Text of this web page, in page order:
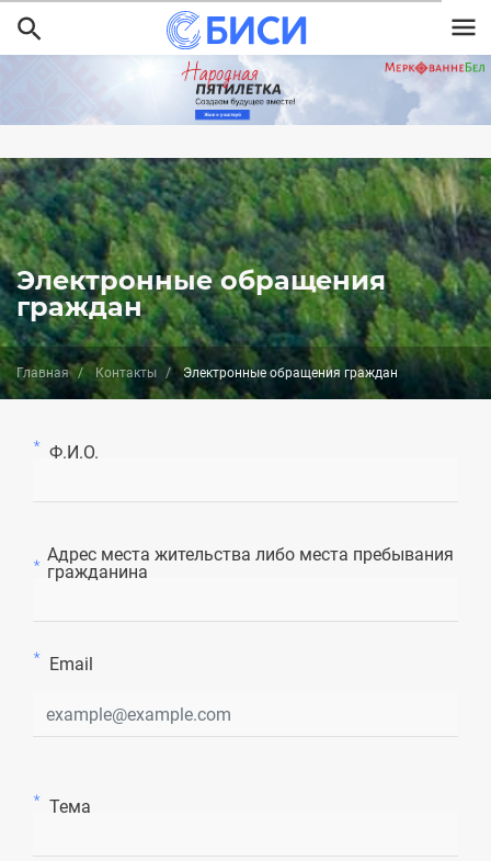
Перейти
к
основному
содержанию
Электронные обращения
граждан
Главная Контакты Электронные обращения граждан
Ф.И.О.
Адрес места жительства либо места пребывания
гражданина
Email
Тема